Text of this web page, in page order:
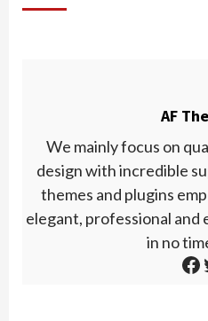
AF
We mainly focus on
design with incredible
themes and plugins
elegant, professional and
in no